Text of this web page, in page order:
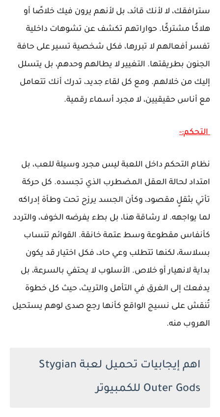
سترافقك، لا لأنك قائد، بل لأنهم يرون فيك خلاصًا أو
هلاكًا مشتركًا. حواراتهم تكشف عن تشوهات داخلية
تفسر أفعالهم لا تبررها، فكل شخصية تسير على حافة
الجنون بطريقتها. التغيير لا يطالهم وحدهم، بل يتسلل
إليك من خلالهم. ومع كل لقاء جديد، تدرك أنك تتعامل
مع أناس حقيقيين، لا مجرد أسماء رقمية.
التحكم:-
نظام التحكم داخل اللعبة ليس مجرد وسيلة للعب، بل
امتداد لحالة العقل المضطرب الذي تجسده. كل حركة
تأتي بثقلٍ مقصود، وكأن الجسد يرزح تحت وطأة إدراكه
لما يواجهه. لا رشاقة هنا، بل بطء يفرضه الخوف، والتردد
كأنفاس مقطوعة وسط عتمة خانقة. القوائم تنساب
بسلاسة، لكنها تتطلب وعي حاد، فكل اختيار قد يكون
بداية لانهيار أو خلاص. الأسلوب لا يحتفي بالسرعة، بل
يدفعك إلى الغرق في التأمل والتريث، حيث كل خطوة
تُنقش على نسيج الواقع كأنها رجع صدى لوهم يستحيل
الهروب منه.
اهم إيجابيات تحميل لعبة Stygian
Outer Gods للكمبيوتر